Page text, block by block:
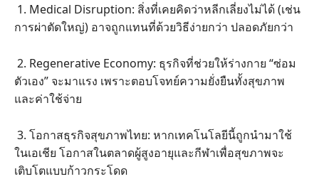
1. Medical Disruption: สิ่งที่เคยคิดว่าหลีกเลี่ยงไม่ได้ (เช่น
การผ่าตัดใหญ่) อาจถูกแทนที่ด้วยวิธีง่ายกว่า ปลอดภัยกว่า
2. Regenerative Economy: ธุรกิจที่ช่วยให้ร่างกาย “ซ่อม
ตัวเอง” จะมาแรง เพราะตอบโจทย์ความยั่งยืนทั้งสุขภาพ
และค่าใช้จ่าย
3. โอกาสธุรกิจสุขภาพไทย: หากเทคโนโลยีนี้ถูกนำมาใช้
ในเอเชีย โอกาสในตลาดผู้สูงอายุและกีฬาเพื่อสุขภาพจะ
เติบโตแบบก้าวกระโดด